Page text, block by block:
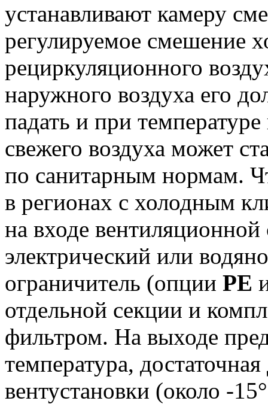
устанавливают камеру
регулируемое смешение
рециркуляционного
наружного воздуха его
падать и при
свежего воздуха может
по санитарным нормам.
в регионах с холодным
на входе
электрический или
ограничитель (опции PE
отдельной секции и
фильтром. На выходе
температура,
вентустановки (около -